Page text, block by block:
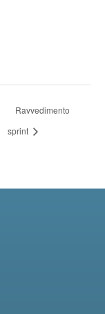
Ravvedimento
sprint